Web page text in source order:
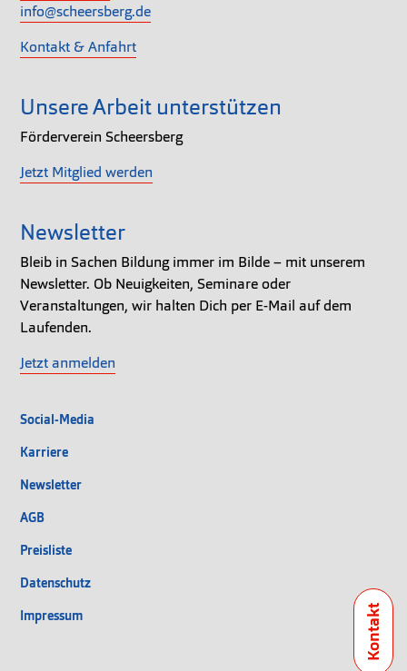
info@scheersberg.de
Kontakt & Anfahrt
Unsere Arbeit unterstützen
Förderverein Scheersberg
Jetzt Mitglied werden
Newsletter
Bleib in Sachen Bildung immer im Bilde – mit unserem
Newsletter. Ob Neuigkeiten, Seminare oder
Veranstaltungen, wir halten Dich per E-Mail auf dem
Laufenden.
Jetzt anmelden
Social-Media
Karriere
Newsletter
AGB
Preisliste
Datenschutz
Impressum